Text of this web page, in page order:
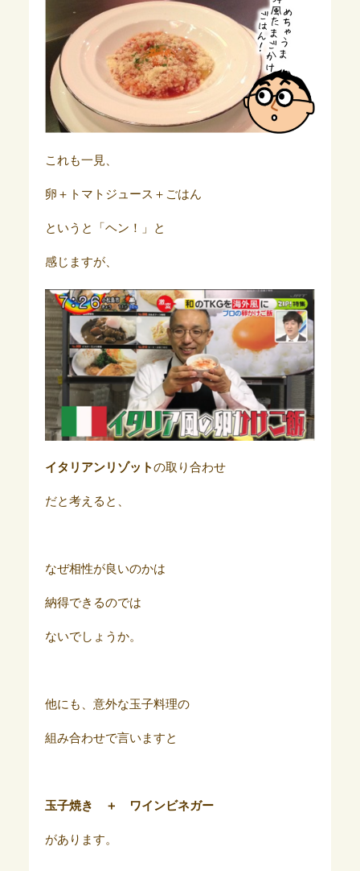
これも一見、
卵＋トマトジュース＋ごはん
というと「ヘン！」と
感じますが、
イタリアンリゾットの取り合わせ
だと考えると、
なぜ相性が良いのかは
納得できるのでは
ないでしょうか。
他にも、意外な玉子料理の
組み合わせで言いますと
玉子焼き ＋ ワインビネガー
があります。